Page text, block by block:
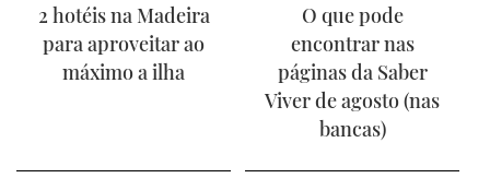
2 hotéis na Madeira
para aproveitar ao
máximo a ilha
O que pode
encontrar nas
páginas da Saber
Viver de agosto (nas
bancas)